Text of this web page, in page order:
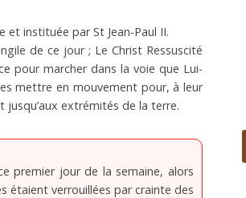
et instituée par St Jean-Paul II.
de ce jour ; Le Christ Ressuscité
pour marcher dans la voie que Lui-
mettre en mouvement pour, à leur
jusqu’aux extrémités de la terre.
premier jour de la semaine, alors
étaient verrouillées par crainte des